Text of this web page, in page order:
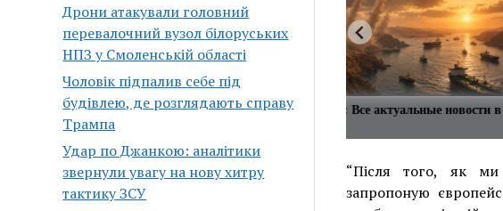
Дрони атакували головний
перевалочний вузол білоруських
НПЗ у Смоленській області
Чоловік підпалив себе під
будівлею, де розглядають справу
Трампа
Удар по Джанкою: аналітики
звернули увагу на нову хитру
тактику ЗСУ
телеграм каналов в одном
Ближний Восток: Все актуальные новости в
“Після того, як ми
запропоную